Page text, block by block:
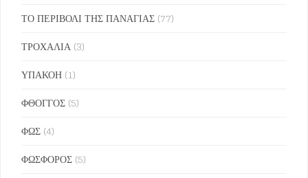
ΤΟ ΠΕΡΙΒΟΛΙ ΤΗΣ ΠΑΝΑΓΙΑΣ (77)
ΤΡΟΧΑΛΙΑ (3)
ΥΠΑΚΟΗ (1)
ΦΘΟΓΓΟΣ (5)
ΦΩΣ (4)
ΦΩΣΦΟΡΟΣ (5)